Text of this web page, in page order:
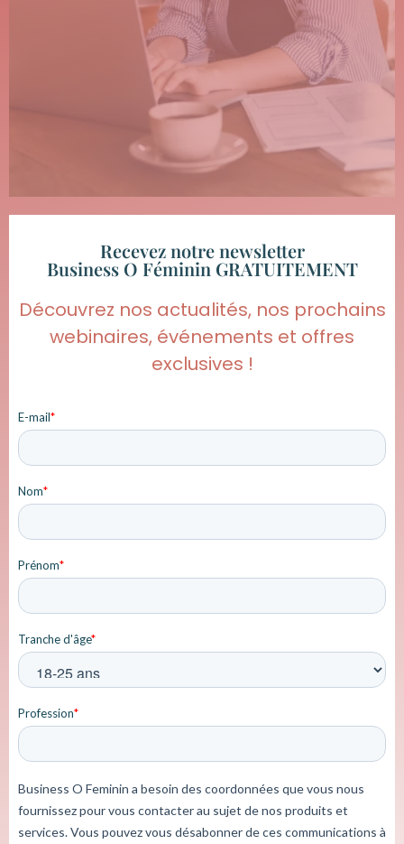
Recevez notre newsletter
Business O Féminin GRATUITEMENT
Découvrez nos actualités, nos prochains
webinaires, événements et offres
exclusives !